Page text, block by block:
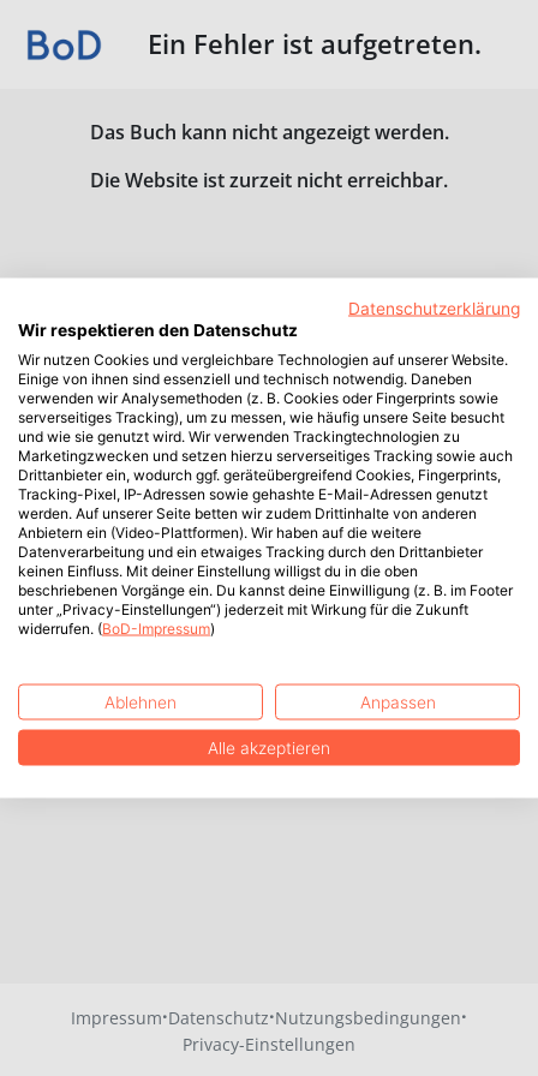
Ein Fehler ist aufgetreten.
Das Buch kann nicht angezeigt werden.
Die Website ist zurzeit nicht erreichbar.
Impressum·Datenschutz·Nutzungsbedingungen·
Privacy-Einstellungen
Datenschutzerklärung
Wir respektieren den Datenschutz
Wir nutzen Cookies und vergleichbare Technologien auf unserer Website.
Einige von ihnen sind essenziell und technisch notwendig. Daneben
verwenden wir Analysemethoden (z. B. Cookies oder Fingerprints sowie
serverseitiges Tracking), um zu messen, wie häufig unsere Seite besucht
und wie sie genutzt wird. Wir verwenden Trackingtechnologien zu
Marketingzwecken und setzen hierzu serverseitiges Tracking sowie auch
Drittanbieter ein, wodurch ggf. geräteübergreifend Cookies, Fingerprints,
Tracking-Pixel, IP-Adressen sowie gehashte E-Mail-Adressen genutzt
werden. Auf unserer Seite betten wir zudem Drittinhalte von anderen
Anbietern ein (Video-Plattformen). Wir haben auf die weitere
Datenverarbeitung und ein etwaiges Tracking durch den Drittanbieter
keinen Einfluss. Mit deiner Einstellung willigst du in die oben
beschriebenen Vorgänge ein. Du kannst deine Einwilligung (z. B. im Footer
unter „Privacy-Einstellungen“) jederzeit mit Wirkung für die Zukunft
widerrufen. (BoD-Impressum)
Ablehnen Anpassen
Alle akzeptieren